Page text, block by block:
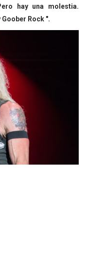
hay una molestia.
Rock ".